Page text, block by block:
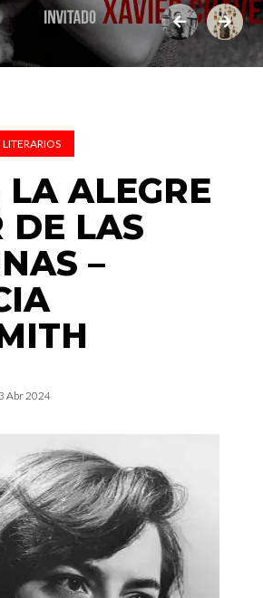
ALEGRE
DE LAS
–
Abr 2024